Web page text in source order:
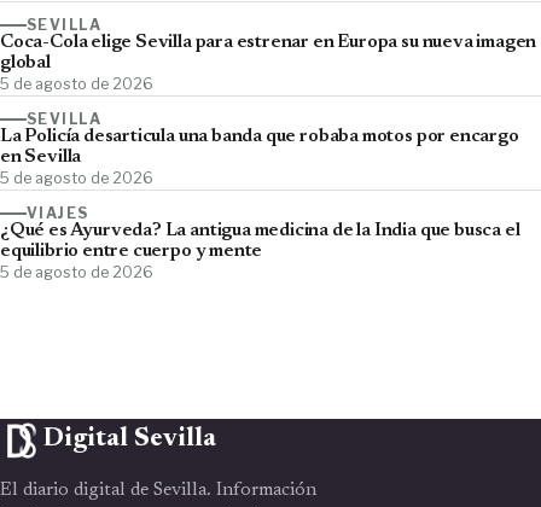
SEVILLA
Coca-Cola elige Sevilla para estrenar en Europa su nueva imagen
global
5 de agosto de 2026
SEVILLA
La Policía desarticula una banda que robaba motos por encargo
en Sevilla
5 de agosto de 2026
VIAJES
¿Qué es Ayurveda? La antigua medicina de la India que busca el
equilibrio entre cuerpo y mente
5 de agosto de 2026
Digital Sevilla
El diario digital de Sevilla. Información